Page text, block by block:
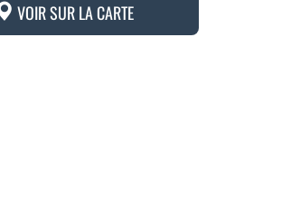
VOIR SUR LA CARTE